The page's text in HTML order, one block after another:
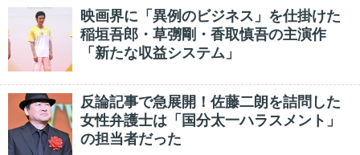
映画界に「異例のビジネス」を仕掛けた
稲垣吾郎・草彅剛・香取慎吾の主演作
「新たな収益システム」
反論記事で急展開！佐藤二朗を詰問した
女性弁護士は「国分太一ハラスメント」
の担当者だった